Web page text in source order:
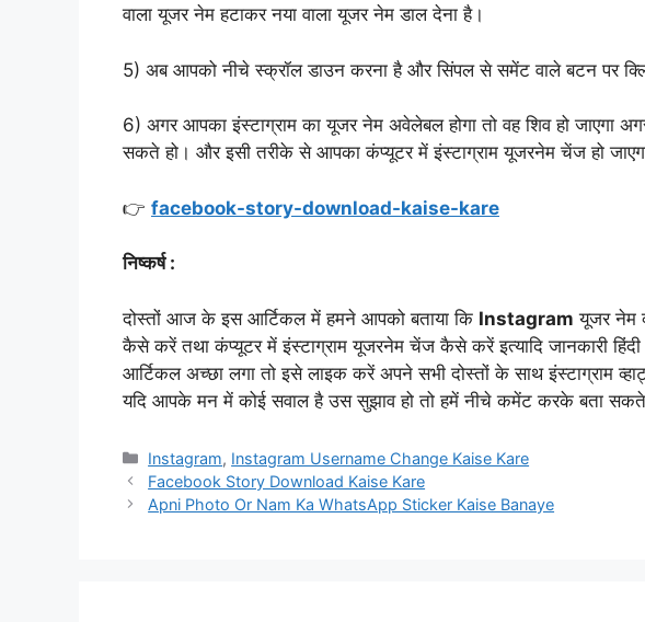
वाला यूजर नेम हटाकर नया वाला यूजर नेम डाल देना है।
5) अब आपको नीचे स्क्रॉल डाउन करना है और सिंपल से समेंट वाले बटन पर
6) अगर आपका इंस्टाग्राम का यूजर नेम अवेलेबल होगा तो वह शिव हो जाएगा
सकते हो। और इसी तरीके से आपका कंप्यूटर में इंस्टाग्राम यूजरनेम चेंज हो
👉 facebook-story-download-kaise-kare
निष्कर्ष :
दोस्तों आज के इस आर्टिकल में हमने आपको बताया कि Instagram यूजर नेम
कैसे करें तथा कंप्यूटर में इंस्टाग्राम यूजरनेम चेंज कैसे करें इत्यादि जानकारी
आर्टिकल अच्छा लगा तो इसे लाइक करें अपने सभी दोस्तों के साथ इंस्टाग्राम
यदि आपके मन में कोई सवाल है उस सुझाव हो तो हमें नीचे कमेंट करके बता सकते
Categories
Instagram, Instagram Username Change Kaise Kare
Facebook Story Download Kaise Kare
Apni Photo Or Nam Ka WhatsApp Sticker Kaise Banaye